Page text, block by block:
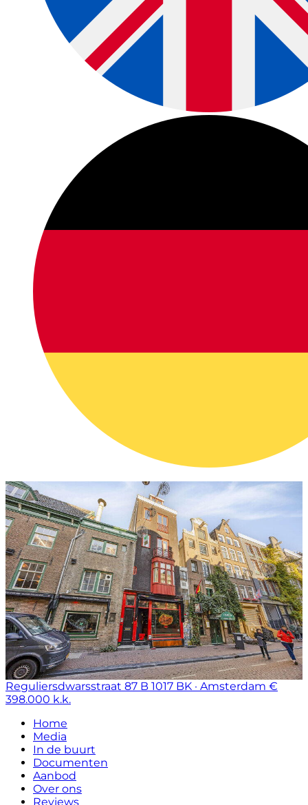
Reguliersdwarsstraat 87 B 1017 BK · Amsterdam €
398.000 k.k.
Home
Media
In de buurt
Documenten
Aanbod
Over ons
Reviews